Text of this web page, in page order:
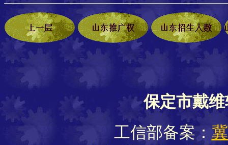
保定市戴
工信部备案：